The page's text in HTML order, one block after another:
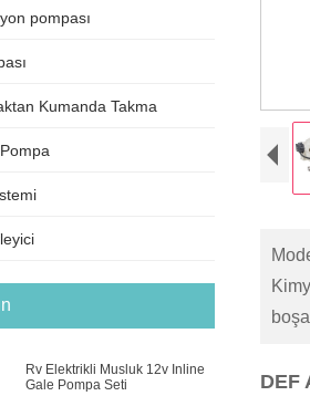
DEF
pompası
Kumanda Takma
Rv Elektrikli Musluk 12v Inline
Gale Pompa Seti